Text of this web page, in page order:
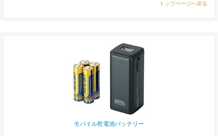
トップページへ戻る
モバイル乾電池バッテリー